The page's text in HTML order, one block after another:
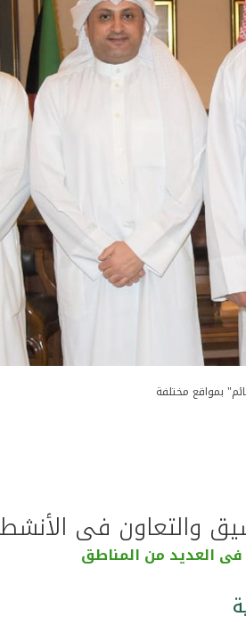
بمواقع مختلفة
والتعاون فى
العديد من المناطق